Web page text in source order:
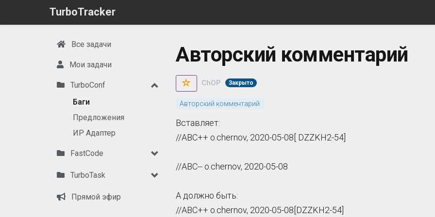
TurboTracker
Все задачи
Мои задачи
TurboConf
Баги
Предложения
ИР Адаптер
FastCode
TurboTask
Прямой эфир
Авторский комментарий
ChOP Закрыто
Авторский комментарий
Вставляет:
//ABC++ o.chernov, 2020-05-08[ DZZKH2-54]
//ABC-- o.chernov, 2020-05-08
А должно быть:
//ABC++ o.chernov, 2020-05-08[DZZKH2-54]